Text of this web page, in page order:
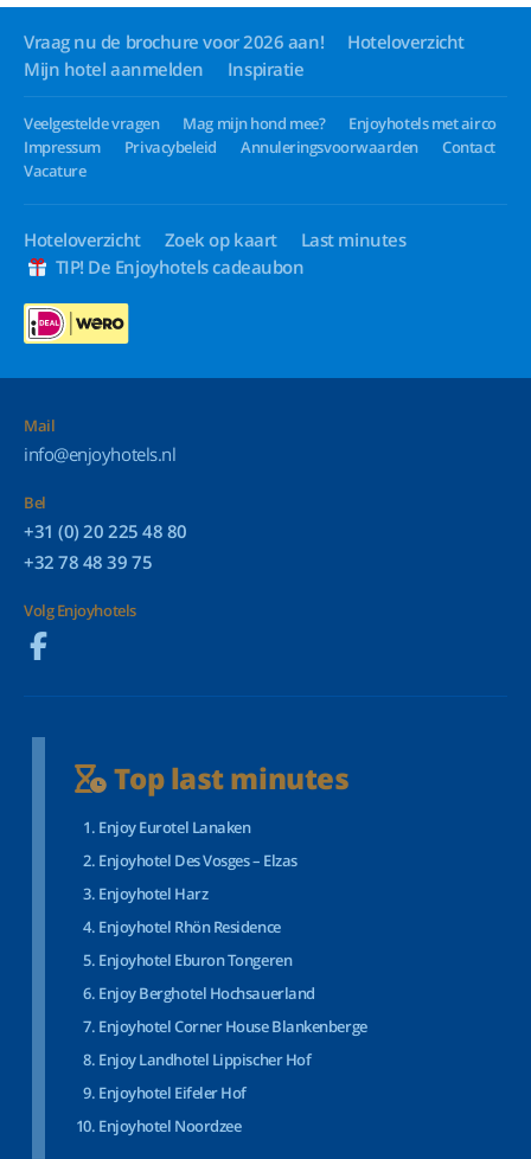
Vraag nu de brochure voor 2026 aan!
Hoteloverzicht
Mijn hotel aanmelden
Inspiratie
Veelgestelde vragen Mag mijn hond mee?
Enjoyhotels met airco
Impressum
Privacybeleid Annuleringsvoorwaarden
Contact
Vacature
Hoteloverzicht Zoek op kaart
Last minutes
TIP! De Enjoyhotels cadeaubon
Mail
info@enjoyhotels.nl
Bel
+31 (0) 20 225 48 80
+32 78 48 39 75
Volg Enjoyhotels
Top last minutes
Enjoy Eurotel Lanaken
Enjoyhotel Des Vosges – Elzas
Enjoyhotel Harz
Enjoyhotel Rhön Residence
Enjoyhotel Eburon Tongeren
Enjoy Berghotel Hochsauerland
Enjoyhotel Corner House Blankenberge
Enjoy Landhotel Lippischer Hof
Enjoyhotel Eifeler Hof
Enjoyhotel Noordzee